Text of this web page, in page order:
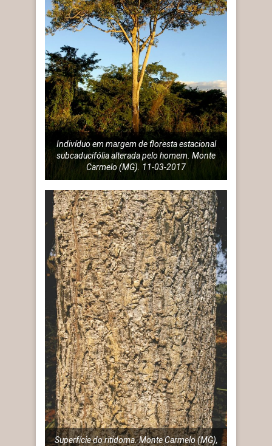
Indivíduo em margem de floresta estacional
subcaducifólia alterada pelo homem. Monte
Carmelo (MG). 11-03-2017
Superfície do ritidoma. Monte Carmelo (MG),